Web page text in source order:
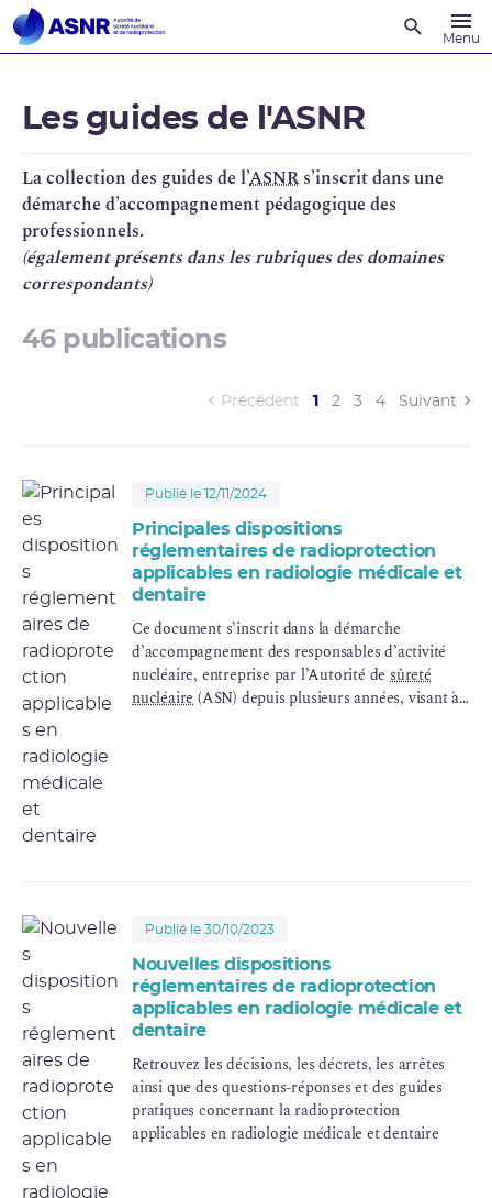
Menu
Les guides de l'ASNR
La collection des guides de l’ASNR s’inscrit dans une
démarche d’accompagnement pédagogique des
professionnels.
(également présents dans les rubriques des domaines
correspondants)
46 publications
Précédent 1 (current)
2 3 4 Suivant
Publié le 12/11/2024
Principales dispositions
réglementaires de radioprotection
applicables en radiologie médicale et
dentaire
Ce document s’inscrit dans la démarche
d’accompagnement des responsables d’activité
nucléaire, entreprise par l’Autorité de sûreté
nucléaire(ASN) depuis plusieurs années, visant à
Publié le 30/10/2023
Nouvelles dispositions
réglementaires de radioprotection
applicables en radiologie médicale et
dentaire
Retrouvez les décisions, les décrets, les arrêtes
ainsi que des questions-réponses et des guides
pratiques concernant la radioprotection
applicables en radiologie médicale et dentaire